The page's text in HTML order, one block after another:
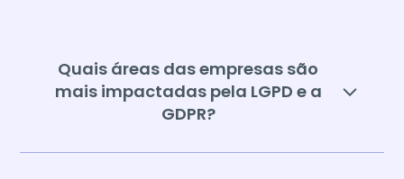
Quais áreas das empresas são
mais impactadas pela LGPD e a
GDPR?